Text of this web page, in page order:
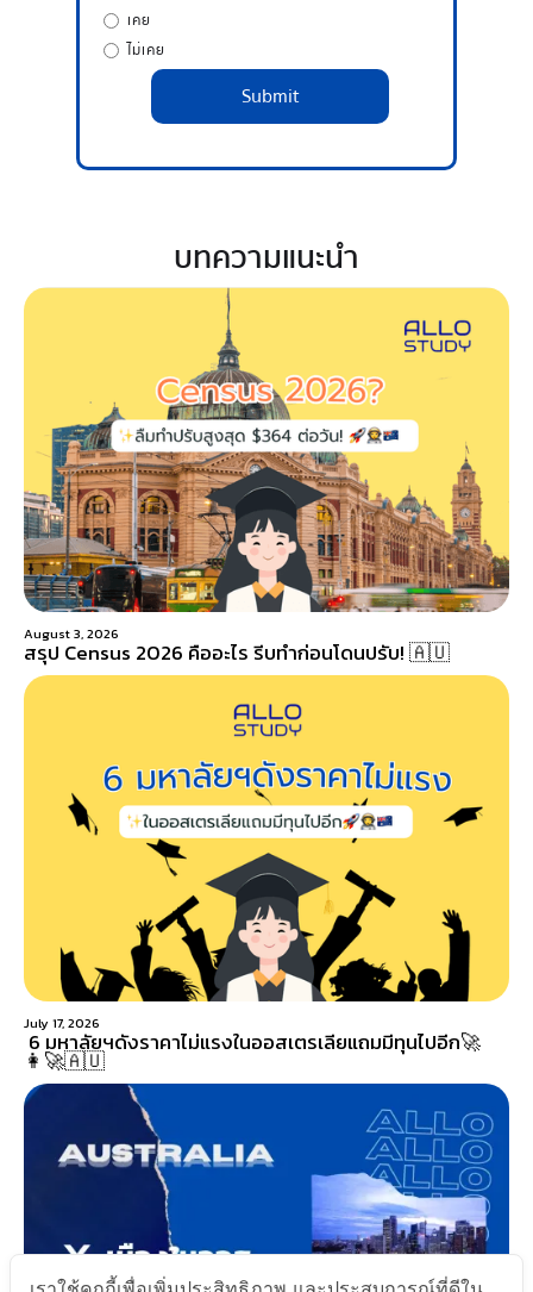
เคย
ไม่เคย
บทความแนะนำ
August 3, 2026
สรุป Census 2026 คืออะไร รีบทำก่อนโดนปรับ! 🇦🇺
July 17, 2026
6 มหาลัยฯดังราคาไม่แรงในออสเตรเลียแถมมีทุนไปอีก🚀
👩‍🚀🇦🇺